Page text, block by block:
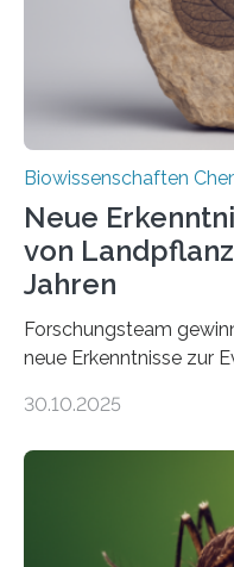
Studie wurde am 28.
Fachzeitschrift…
Biowissenschaften
Neue
von
Jahren
Forschungsteam
neue Erkenntnisse zur
Landpflanzen zählen
Grünalgen, die vor
lebten. Unter den
die noch heute in der
30.10.2025